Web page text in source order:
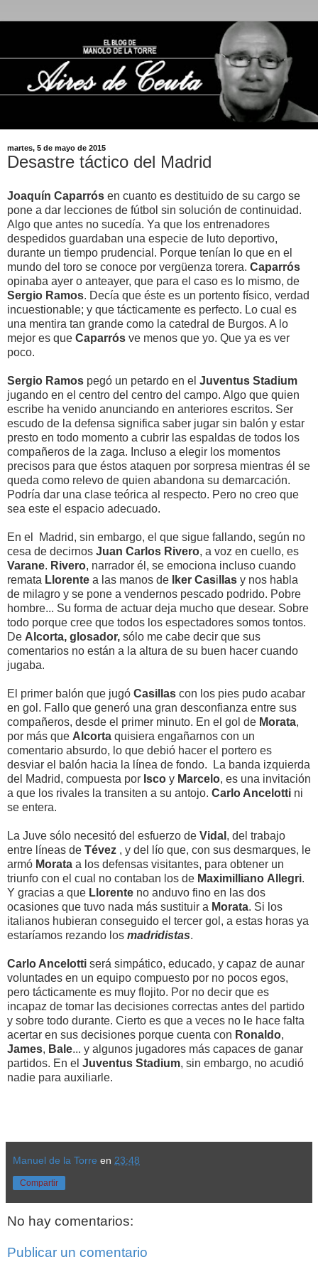
martes, 5 de mayo de 2015
Desastre táctico del Madrid
Joaquín Caparrós en cuanto es destituido de su cargo se
pone a dar lecciones de fútbol sin solución de continuidad.
Algo que antes no sucedía. Ya que los entrenadores
despedidos guardaban una especie de luto deportivo,
durante un tiempo prudencial. Porque tenían lo que en el
mundo del toro se conoce por vergüenza torera. Caparrós
opinaba ayer o anteayer, que para el caso es lo mismo, de
Sergio Ramos. Decía que éste es un portento físico, verdad
incuestionable; y que tácticamente es perfecto. Lo cual es
una mentira tan grande como la catedral de Burgos. A lo
mejor es que Caparrós ve menos que yo. Que ya es ver
poco.
Sergio Ramos pegó un petardo en el Juventus Stadium
jugando en el centro del centro del campo. Algo que quien
escribe ha venido anunciando en anteriores escritos. Ser
escudo de la defensa significa saber jugar sin balón y estar
presto en todo momento a cubrir las espaldas de todos los
compañeros de la zaga. Incluso a elegir los momentos
precisos para que éstos ataquen por sorpresa mientras él se
queda como relevo de quien abandona su demarcación.
Podría dar una clase teórica al respecto. Pero no creo que
sea este el espacio adecuado.
En el Madrid, sin embargo, el que sigue fallando, según no
cesa de decirnos Juan Carlos Rivero, a voz en cuello, es
Varane. Rivero, narrador él, se emociona incluso cuando
remata Llorente a las manos de Iker Casi llas y nos habla
de milagro y se pone a vendernos pescado podrido. Pobre
hombre... Su forma de actuar deja mucho que desear. Sobre
todo porque cree que todos los espectadores somos tontos.
De Alcorta, glosador, sólo me cabe decir que sus
comentarios no están a la altura de su buen hacer cuando
jugaba.
El primer balón que jugó Casillas con los pies pudo acabar
en gol. Fallo que generó una gran desconfianza entre sus
compañeros, desde el primer minuto. En el gol de Morata,
por más que Alcorta quisiera engañarnos con un
comentario absurdo, lo que debió hacer el portero es
desviar el balón hacia la línea de fondo. La banda izquierda
del Madrid, compuesta por Isco y Marcelo, es una invitación
a que los rivales la transiten a su antojo. Carlo Ancelotti ni
se entera.
La Juve sólo necesitó del esfuerzo de Vidal , del trabajo
entre líneas de Tévez , y del lío que, con sus desmarques, le
armó Morata a los defensas visitantes, para obtener un
triunfo con el cual no contaban los de Maximilliano Allegri.
Y gracias a que Llorente no anduvo fino en las dos
ocasiones que tuvo nada más sustituir a Morata. Si los
italianos hubieran conseguido el tercer gol, a estas horas ya
estaríamos rezando los madridistas.
Carlo Ancelotti será simpático, educado, y capaz de aunar
voluntades en un equipo compuesto por no pocos egos,
pero tácticamente es muy flojito. Por no decir que es
incapaz de tomar las decisiones correctas antes del partido
y sobre todo durante. Cierto es que a veces no le hace falta
acertar en sus decisiones porque cuenta con Ronaldo,
James, Bale... y algunos jugadores más capaces de ganar
partidos. En el Juventus Stadium, sin embargo, no acudió
nadie para auxiliarle.
Manuel de la Torre en 23:48
Compartir
No hay comentarios:
Publicar un comentario